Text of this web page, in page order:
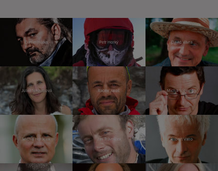
Daniel Hůlka Petr Horký David Vávra
Juliet Navrátilová Radek Jaroš Michal Viewegh
Michal Horáček Jan Trávníček Robert Vano